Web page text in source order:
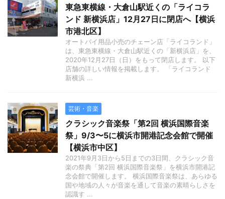
東急東横線・大倉山駅近くの「ライコラ
ンド 新横浜店」12月27日に閉店へ【横浜
市港北区】
オートバイ用品小売のチェーン店「ライコランド」
は、東急東横線・大倉山駅近くの「新横浜店」を、
2020年12月27日（日）をもって閉店します。 以下
店舗の詳しい情報を掲載します。 「ライコランド
新横浜 ...
芸術・音楽
クラシック音楽祭「第2回 横浜国際音楽
祭」9/3〜5に横浜市開港記念会館で開催
【横浜市中区】
2021年9月3日から5日までの3日間、クラシック音
楽の祭典「第2回 横浜国際音楽祭」を横浜市開港記
念会館で開催します。 横浜国際音楽祭は、あらゆる
国や地域の人々が音楽を通して音楽の素晴らしさを
認識す ...